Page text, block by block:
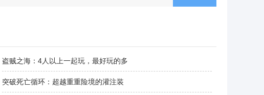
盗贼之海：4人以上一起玩，最好玩的多
突破死亡循环：超越重重险境的灌注装